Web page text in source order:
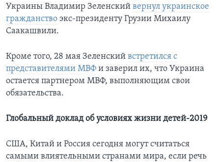
Украины Владимир Зеленский вернул украинское
гражданство экс-президенту Грузии Михаилу
Саакашвили.
Кроме того, 28 мая Зеленский встретился с
представителями МВФ и заверил их, что Украина
остается партнером МВФ, выполняющим свои
обязательства.
Глобальный доклад об условиях жизни детей-2019
США, Китай и Россия сегодня могут считаться
самыми влиятельными странами мира, если речь